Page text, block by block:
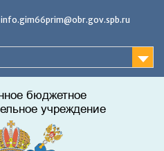
info.gim66prim@obr.gov.spb.ru